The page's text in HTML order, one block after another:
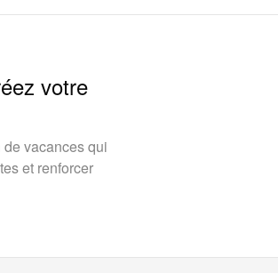
votre
vacances qui
et renforcer